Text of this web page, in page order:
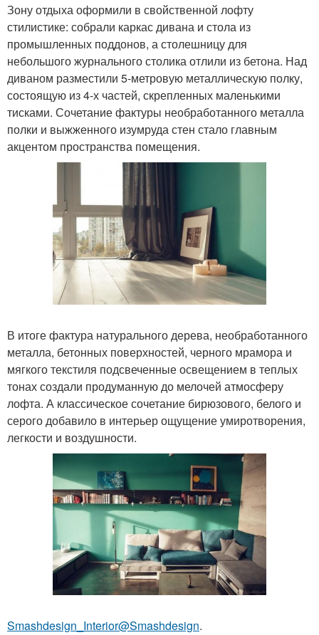
Зону отдыха оформили в свойственной лофту
стилистике: собрали каркас дивана и стола из
промышленных поддонов, а столешницу для
небольшого журнального столика отлили из бетона. Над
диваном разместили 5-метровую металлическую полку,
состоящую из 4-х частей, скрепленных маленькими
тисками. Сочетание фактуры необработанного металла
полки и выжженного изумруда стен стало главным
акцентом пространства помещения.
В итоге фактура натурального дерева, необработанного
металла, бетонных поверхностей, черного мрамора и
мягкого текстиля подсвеченные освещением в теплых
тонах создали продуманную до мелочей атмосферу
лофта. А классическое сочетание бирюзового, белого и
серого добавило в интерьер ощущение умиротворения,
легкости и воздушности.
Smashdesign_Interior@Smashdesign.